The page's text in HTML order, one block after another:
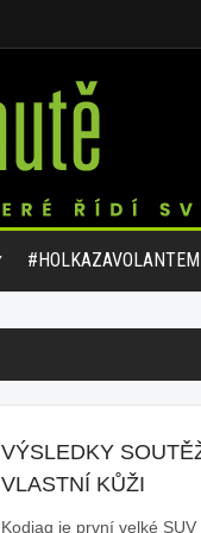
#HOLKAZAVOLANTEM
VÝSLEDKY
VLASTNÍ KŮŽI
Kodiaq je první velké